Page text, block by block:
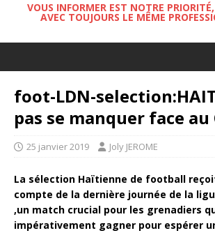
VOUS INFORMER EST NOTRE
AVEC TOUJOURS LE MÊME
foot-LDN-
pas se manquer face au
25 janvier 2019 Joly JEROME
La sélection Haïtienne de football
compte de la dernière journée de la
,un match crucial pour les grenadiers
impérativement gagner pour espérer